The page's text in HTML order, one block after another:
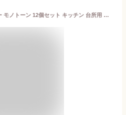
ダスキン スポンジ カラー モノトーン 12個セット キッチン 台所用 抗菌 送料無料 プレゼント 母の日 ポイント消費 最安値 ハードタイプ 台所用スポンジ ダスキンスポンジ ポイント消化 送料無 ダスキン台所用スポンジ ダスキンのスポンジ ダスキンスポンジ送料無料 3個入り